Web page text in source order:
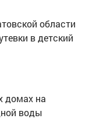
области
в детский
домах на
воды